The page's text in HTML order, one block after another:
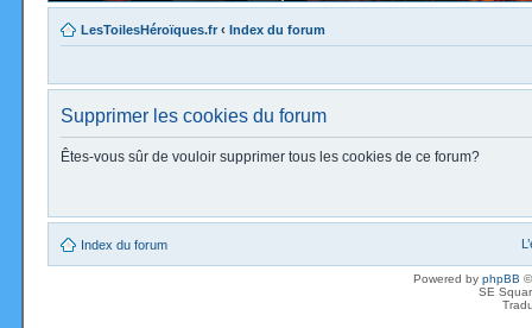
LesToilesHéroïques.fr ‹ Index du forum
Supprimer les cookies du forum
Êtes-vous sûr de vouloir supprimer tous les cookies de ce forum?
Index du forum
Powered by phpBB
SE